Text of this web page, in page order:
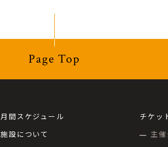
Page Top
月間スケジュール
施設について
チケッ
主